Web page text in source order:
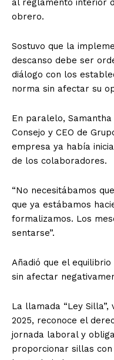
al reglamento interior
obrero.
Sostuvo que la
descanso debe ser
diálogo con los
norma sin afectar su
En paralelo,
Consejo y CEO de
empresa ya había
de los colaboradores.
“No necesitábamos
que ya estábamos
formalizamos. Los
sentarse”.
Añadió que el
sin afectar
La llamada “Ley Silla”,
2025, reconoce el
jornada laboral y
proporcionar sillas